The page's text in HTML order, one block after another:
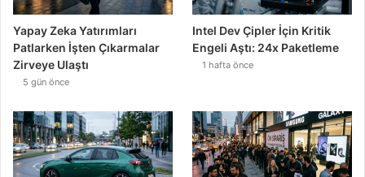
Yapay Zeka Yatırımları
Patlarken İşten Çıkarmalar
Zirveye Ulaştı
5 gün önce
Intel Dev Çipler İçin Kritik
Engeli Aştı: 24x Paketleme
1 hafta önce